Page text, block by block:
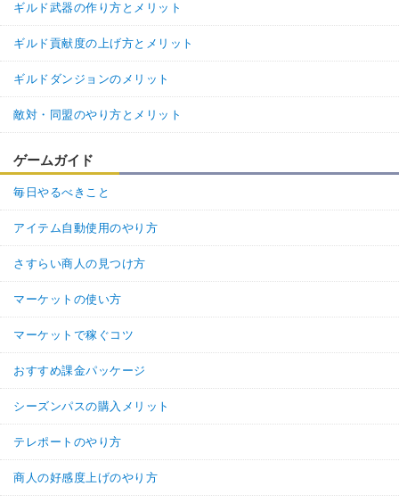
ギルド武器の作り方とメリット
ギルド貢献度の上げ方とメリット
ギルドダンジョンのメリット
敵対・同盟のやり方とメリット
ゲームガイド
毎日やるべきこと
アイテム自動使用のやり方
さすらい商人の見つけ方
マーケットの使い方
マーケットで稼ぐコツ
おすすめ課金パッケージ
シーズンパスの購入メリット
テレポートのやり方
商人の好感度上げのやり方